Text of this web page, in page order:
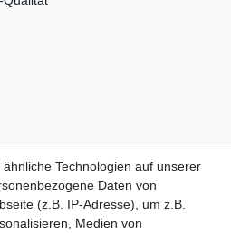
Trockner (Stufe 1), Handwarm
reinigen
Technologien auf unserer
Daten von
(z.B. IP-Adresse), um z.B.
Medien von